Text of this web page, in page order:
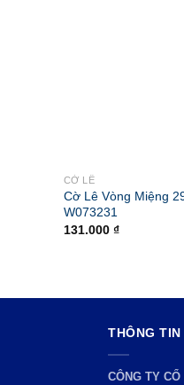
CỜ LÊ
Cờ Lê Vòng Miệng
W073231
131.000 ₫
THÔNG
CÔNG TY